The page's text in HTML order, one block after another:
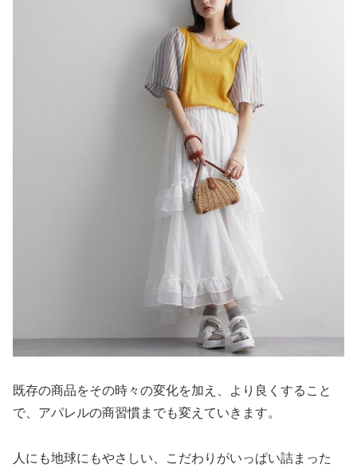
既存の商品をその時々の変化を加え、より良くすること
で、アパレルの商習慣までも変えていきます。
人にも地球にもやさしい、こだわりがいっぱい詰まった